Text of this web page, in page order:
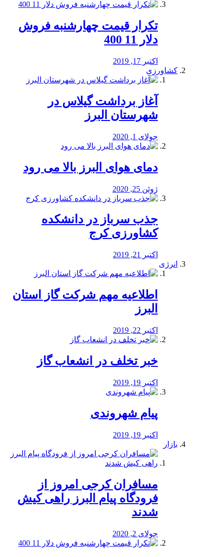
تکرار قیمت چهارشنبه فروش
دلار 11 400
اکتبر 17, 2019
کشاورزی
آغاز برداشت گیلاس در
شهرستان البرز
جولای 1, 2020
دمای هوای البرز بالا می رود
ژوئن 25, 2020
جذب سرباز در دانشکده
کشاورزی کرج
اکتبر 21, 2019
انرژی
️اطلاعیه مهم شرکت گاز استان
البرز
اکتبر 22, 2019
خبر تخلف در انشعاب گاز
اکتبر 19, 2019
پیام شهروندی
اکتبر 19, 2019
بازار
مسافران کرجی امروز از
فرودگاه پیام البرز راهی کیش
شدند
جولای 2, 2020